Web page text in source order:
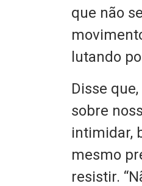
que não
lutando
Disse
sobre
intimidar,
mesmo
resistir.